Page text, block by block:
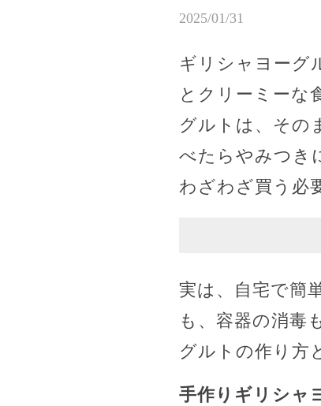
2025/01/31
ギリシャヨーグ
とクリーミーな
グルトは、その
べたらやみつき
わざわざ買う必
実は、自宅で簡
も、容器の消毒
グルトの作り方
手作りギリシャ